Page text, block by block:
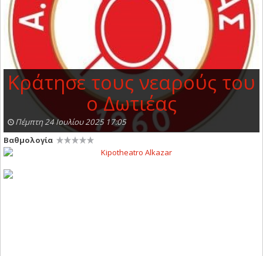
Κράτησε τους νεαρούς του
ο Δωτιέας
Πέμπτη 24 Ιουλίου 2025 17:05
Βαθμολογία